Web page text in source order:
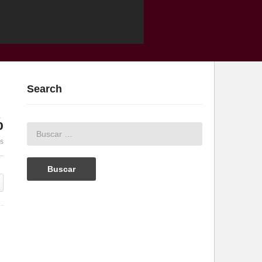
Search